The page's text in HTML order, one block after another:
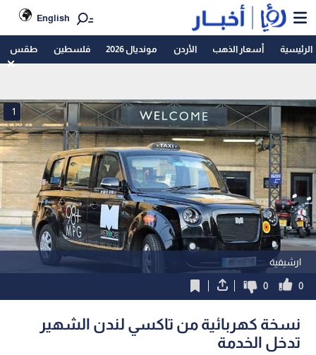
English
الرئيسية أسعار الذهب الأردن مونديال 2026 فلسطين طقس
ارشيفية
1
0
0
نسخة كهربائية من تاكسي لندن الشهير
تدخل الخدمة